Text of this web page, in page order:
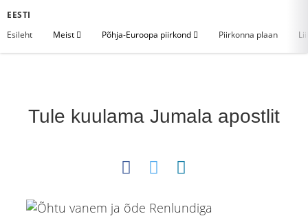
EESTI
Esileht
Meist Põhja-Euroopa piirkond Piirkonna plaan
Tule kuulama Jumala apostlit